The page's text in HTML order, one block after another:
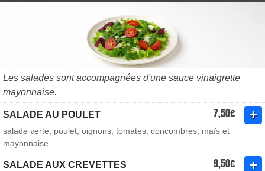
Les salades sont accompagnées d'une sauce vinaigrette
mayonnaise.
SALADE AU POULET 7,50€
salade verte, poulet, oignons, tomates, concombres, maïs et
mayonnaise
SALADE AUX CREVETTES 9,50€